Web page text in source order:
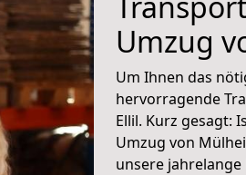
Umzug
Um Ihnen das
hervorragende
Ellil. Kurz gesagt:
Umzug von
unsere